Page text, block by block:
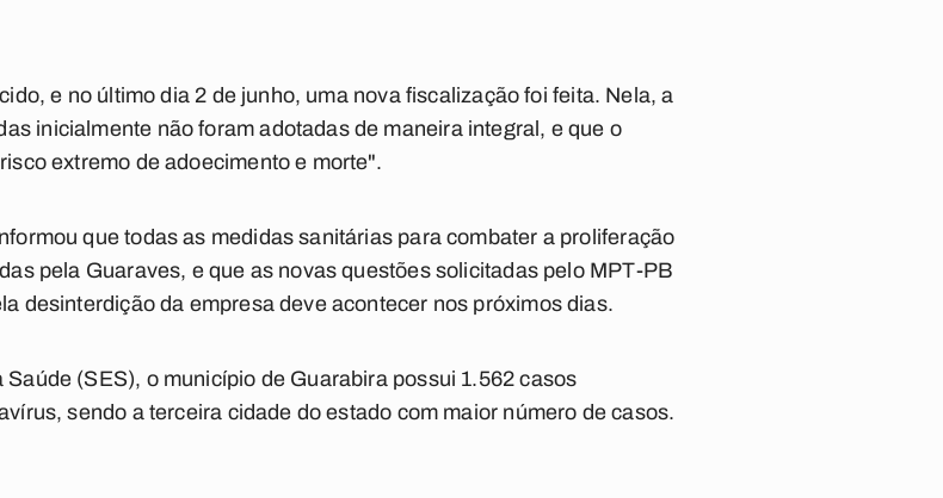
e no último dia 2 de junho, uma nova fiscalização foi feita. Nela, a
inicialmente não foram adotadas de maneira integral, e que o
extremo de adoecimento e morte".
que todas as medidas sanitárias para combater a proliferação
pela Guaraves, e que as novas questões solicitadas pelo MPT-PB
desinterdição da empresa deve acontecer nos próximos dias.
(SES), o município de Guarabira possui 1.562 casos
sendo a terceira cidade do estado com maior número de casos.